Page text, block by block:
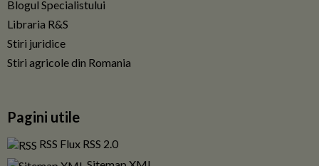
Blogul Specialistului
Libraria R&S
Stiri juridice
Stiri agricole din Romania
Pagini utile
RSS Flux RSS 2.0